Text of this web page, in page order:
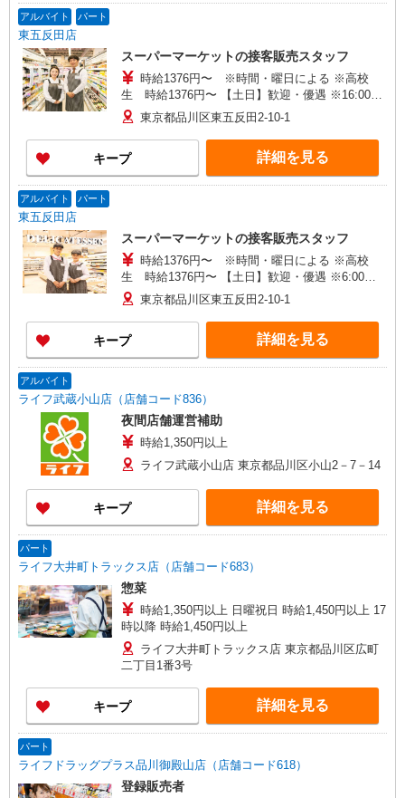
アルバイト パート
東五反田店
スーパーマーケットの接客販売スタッフ
時給1376円〜 ※時間・曜日による ※高校
生 時給1376円〜 【土日】歓迎・優遇 ※16:00〜
21:00 時給＋100円 ※21:00〜翌2:00 時給＋200
円 ※22:00以降 基本時給より25％UP
東京都品川区東五反田2-10-1
キープ 詳細を見る
アルバイト パート
東五反田店
スーパーマーケットの接客販売スタッフ
時給1376円〜 ※時間・曜日による ※高校
生 時給1376円〜 【土日】歓迎・優遇 ※6:00〜
8:00 時給＋200円
東京都品川区東五反田2-10-1
キープ 詳細を見る
アルバイト
ライフ武蔵小山店（店舗コード836）
夜間店舗運営補助
時給1,350円以上
ライフ武蔵小山店 東京都品川区小山2－7－14
キープ 詳細を見る
パート
ライフ大井町トラックス店（店舗コード683）
惣菜
時給1,350円以上 日曜祝日 時給1,450円以上 17
時以降 時給1,450円以上
ライフ大井町トラックス店 東京都品川区広町
二丁目1番3号
キープ 詳細を見る
パート
ライフドラッグプラス品川御殿山店（店舗コード618）
登録販売者